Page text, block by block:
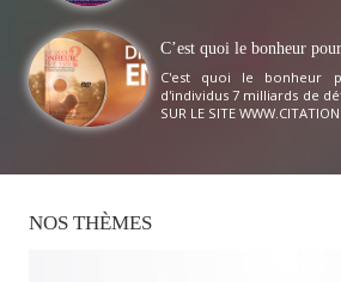
C’est quoi le bonheur
C'est quoi le bonheur
d'individus 7 milliards de
SUR LE SITE
NOS THÈMES